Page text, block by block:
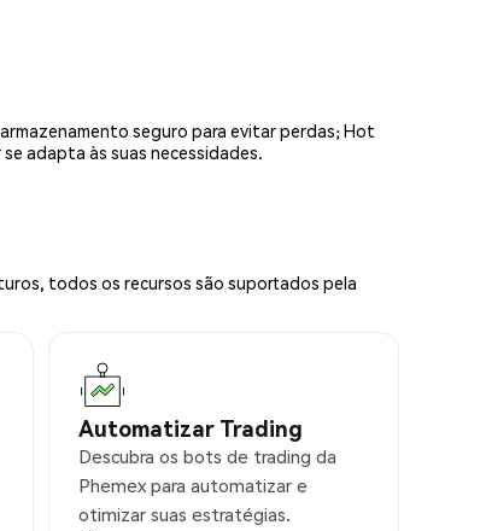
seguro para evitar perdas; Hot
adapta às suas necessidades.
todos os recursos são suportados pela
Automatizar Trading
Descubra os bots de trading da
Phemex para automatizar e
otimizar suas estratégias.